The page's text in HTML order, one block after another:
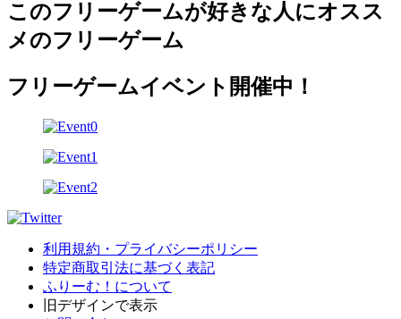
このフリーゲームが好きな人にオスス
メのフリーゲーム
フリーゲームイベント開催中！
利用規約・プライバシーポリシー
特定商取引法に基づく表記
ふりーむ！について
旧デザインで表示